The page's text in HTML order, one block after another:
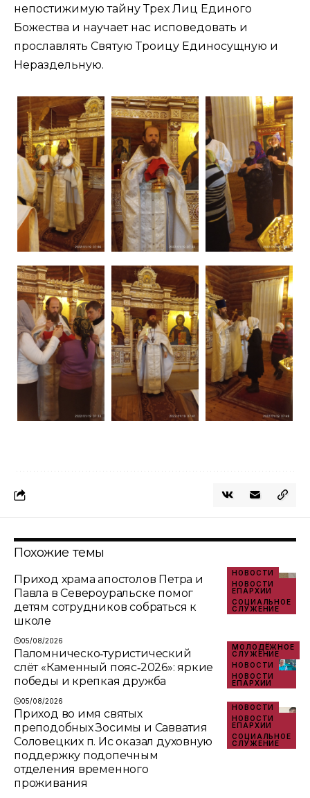
непостижимую тайну Трех Лиц Единого
Божества и научает нас исповедовать и
прославлять Святую Троицу Единосущную и
Нераздельную.
Похожие темы
НОВОСТИ
НОВОСТИ
ЕПАРХИИ
СОЦИАЛЬНОЕ
СЛУЖЕНИЕ
Приход храма апостолов Петра и
Павла в Североуральске помог
детям сотрудников собраться к
школе
05/08/2026
МОЛОДЁЖНОЕ
СЛУЖЕНИЕ
НОВОСТИ
НОВОСТИ
ЕПАРХИИ
Паломническо‑туристический
слёт «Каменный пояс‑2026»: яркие
победы и крепкая дружба
05/08/2026
НОВОСТИ
НОВОСТИ
ЕПАРХИИ
СОЦИАЛЬНОЕ
СЛУЖЕНИЕ
Приход во имя святых
преподобных Зосимы и Савватия
Соловецких п. Ис оказал духовную
поддержку подопечным
отделения временного
проживания